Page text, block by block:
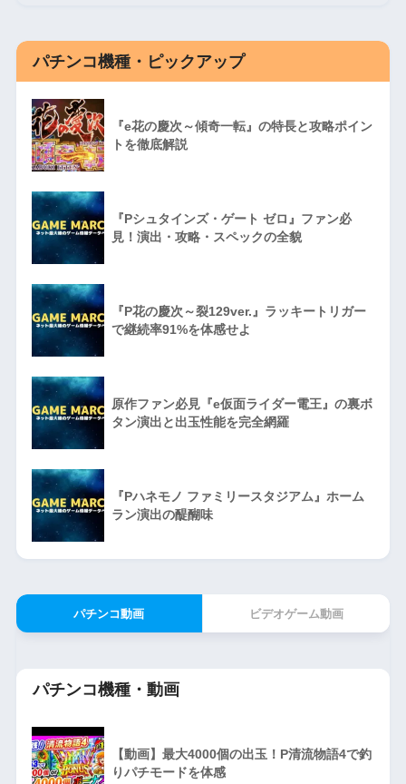
パチンコ機種・ピックアップ
『e花の慶次～傾奇一転』の特長と攻略ポイン
トを徹底解説
『Pシュタインズ・ゲート ゼロ』ファン必
見！演出・攻略・スペックの全貌
『P花の慶次～裂129ver.』ラッキートリガー
で継続率91%を体感せよ
原作ファン必見『e仮面ライダー電王』の裏ボ
タン演出と出玉性能を完全網羅
『Pハネモノ ファミリースタジアム』ホーム
ラン演出の醍醐味
パチンコ動画 ビデオゲーム動画
パチンコ機種・動画
【動画】最大4000個の出玉！P清流物語4で釣
りパチモードを体感